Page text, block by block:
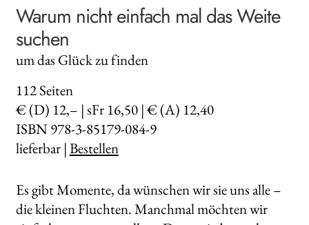
Warum nicht einfach mal das Weite
suchen
um das Glück zu finden
112Seiten
€ (D) 12,– | sFr 16,50 | € (A) 12,40
ISBN 978-3-85179-084-9
lieferbar |Bestellen
Es gibt Momente, da wünschen wir sie uns alle –
die kleinen Fluchten. Manchmal möchten wir